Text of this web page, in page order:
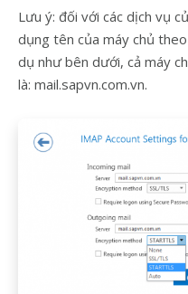
Lưu ý: đối với các dịch vụ
dụng tên của máy chủ
dụ như bên dưới, cả máy
là: mail.sapvn.com.vn.